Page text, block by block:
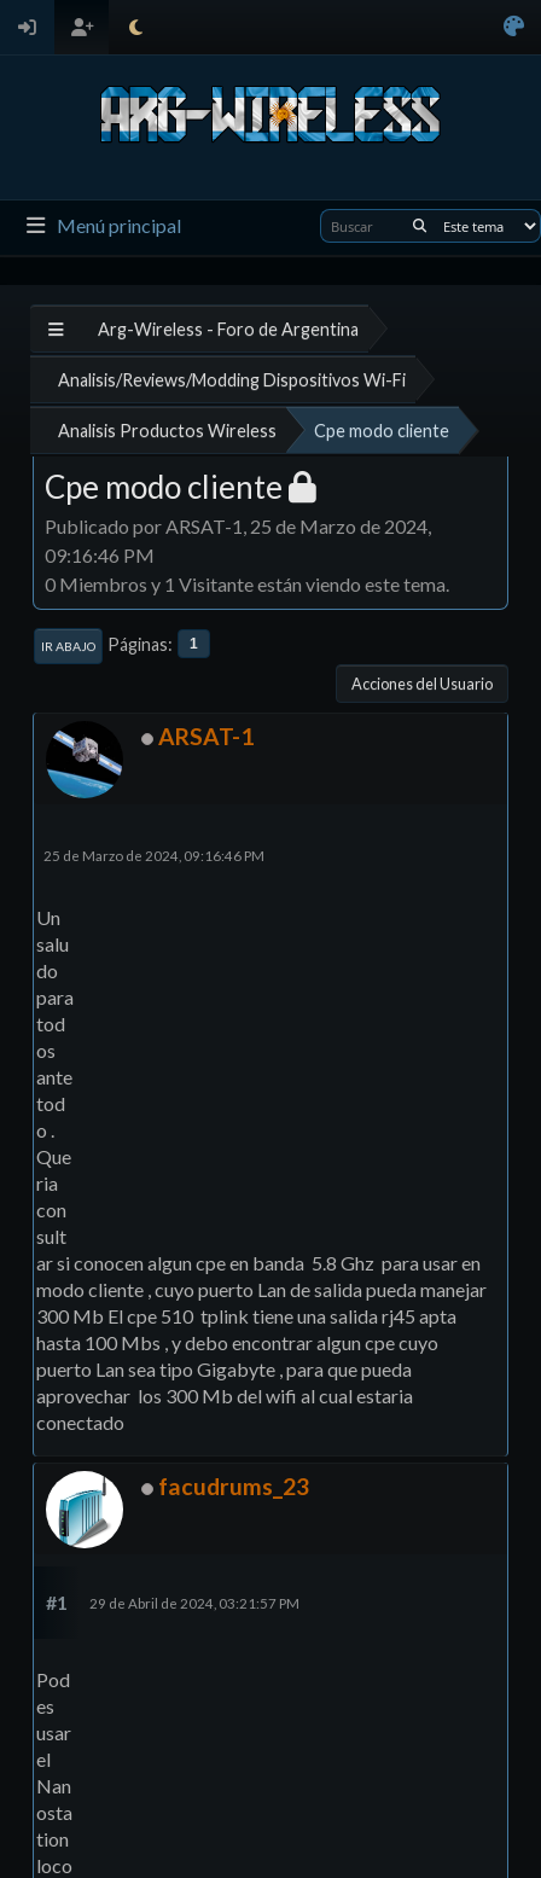
Menú principal
Arg-Wireless - Foro de Argentina
Analisis/Reviews/Modding Dispositivos Wi-Fi
Analisis Productos Wireless Cpe modo cliente
Cpe modo cliente
Publicado por ARSAT-1, 25 de Marzo de 2024,
09:16:46 PM
0 Miembros y 1 Visitante están viendo este tema.
IR ABAJO Páginas 1
Acciones del Usuario
ARSAT-1
25 de Marzo de 2024, 09:16:46 PM
Un
salu
do
para
tod
os
ante
tod
o .
Que
ria
con
sult
ar si conocen algun cpe en banda 5.8 Ghz para usar en
modo cliente , cuyo puerto Lan de salida pueda manejar
300 Mb El cpe 510 tplink tiene una salida rj45 apta
hasta 100 Mbs , y debo encontrar algun cpe cuyo
puerto Lan sea tipo Gigabyte , para que pueda
aprovechar los 300 Mb del wifi al cual estaria
conectado
facudrums_23
#1 29 de Abril de 2024, 03:21:57 PM
Pod
es
usar
el
Nan
osta
tion
loco